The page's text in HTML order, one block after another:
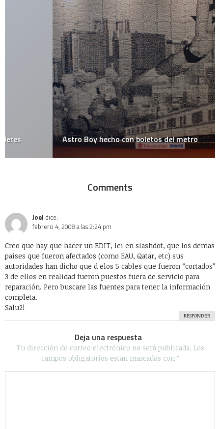
Astro Boy hecho con boletos del metro
Comments
Joel dice:
febrero 4, 2008 a las 2:24 pm
Creo que hay que hacer un EDIT, lei en slashdot, que los demas
países que fueron afectados (como EAU, Qatar, etc) sus
autoridades han dicho que d elos 5 cables que fueron “cortados”
3 de ellos en realidad fueron puestos fuera de servicio para
reparación. Pero buscare las fuentes para tener la información
completa.
Salu2!
RESPONDER
Deja una respuesta
Tu dirección de correo electrónico no será publicada. Los
campos obligatorios están marcados con *